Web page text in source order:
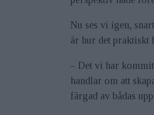
Nu ses vi igen,
är hur det praktiskt
– Det vi har
handlar om att
färgad av bådas